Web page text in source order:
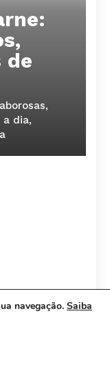
de
a dia,
Incríveis
navegação. Saiba